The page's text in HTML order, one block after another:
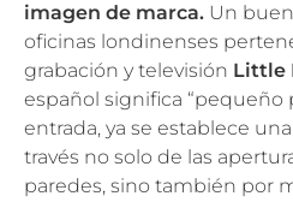
imagen de marca. Un
oficinas londinenses
grabación y televisión Little
español significa “pequeño
entrada, ya se establece
través no solo de las
paredes, sino también por